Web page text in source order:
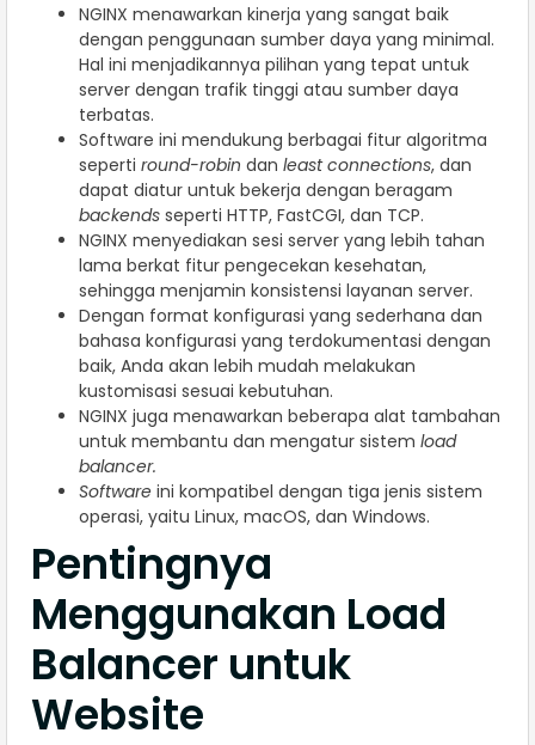
NGINX menawarkan kinerja yang sangat baik
dengan penggunaan sumber daya yang minimal.
Hal ini menjadikannya pilihan yang tepat untuk
server dengan trafik tinggi atau sumber daya
terbatas.
Software ini mendukung berbagai fitur algoritma
seperti round-robin dan least connections, dan
dapat diatur untuk bekerja dengan beragam
backends seperti HTTP, FastCGI, dan TCP.
NGINX menyediakan sesi server yang lebih tahan
lama berkat fitur pengecekan kesehatan,
sehingga menjamin konsistensi layanan server.
Dengan format konfigurasi yang sederhana dan
bahasa konfigurasi yang terdokumentasi dengan
baik, Anda akan lebih mudah melakukan
kustomisasi sesuai kebutuhan.
NGINX juga menawarkan beberapa alat tambahan
untuk membantu dan mengatur sistem load
balancer.
Software ini kompatibel dengan tiga jenis sistem
operasi, yaitu Linux, macOS, dan Windows.
Pentingnya
Menggunakan Load
Balancer untuk
Website